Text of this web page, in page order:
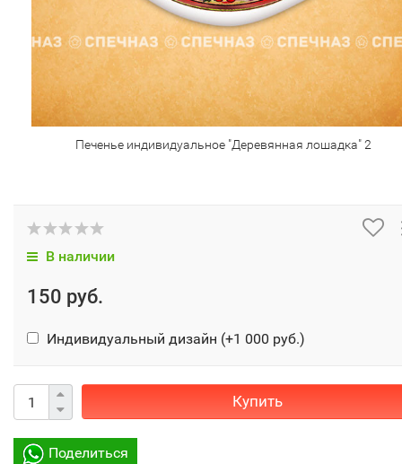
Печенье индивидуальное "Деревянная лошадка" 2
В наличии
150 руб.
Индивидуальный дизайн (+1 000 руб.)
Купить
Поделиться